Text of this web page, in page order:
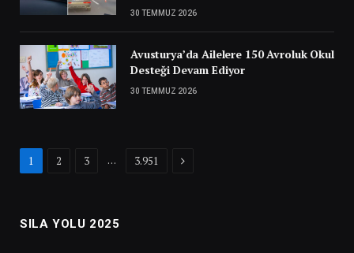
30 TEMMUZ 2026
Avusturya’da Ailelere 150 Avroluk Okul
Desteği Devam Ediyor
30 TEMMUZ 2026
1 2 3 … 3.951 Next
SILA YOLU 2025